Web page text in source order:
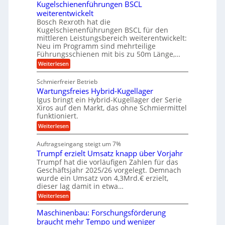
U
m
g
e
b
u
n
g
e
n
g
e
n
ä
i
s
e
H
u
b
b
e
w
e
g
u
n
g
e
n
A
u
t
o
m
o
t
i
v
e
n
d
M
a
s
c
h
i
e
n
b
a
u
i
t
a
l
e
r
W
e
r
k
z
e
u
g
k
r
e
i
s
a
u
f
Kugelschienenführungen BSCL
weiterentwickelt
Bosch Rexroth hat die
Kugelschienenführungen BSCL für den
mittleren Leistungsbereich weiterentwickelt:
Neu im Programm sind mehrteilige
Führungsschienen mit bis zu 50m Länge,…
Weiterlesen:
K
g
e
l
s
c
h
i
e
e
n
f
ü
h
r
u
n
g
e
n
Schmierfreier Betrieb
Wartungsfreies Hybrid-Kugellager
Igus bringt ein Hybrid-Kugellager der Serie
Xiros auf den Markt, das ohne Schmiermittel
funktioniert.
Weiterlesen:
W
r
t
u
n
g
s
f
r
e
e
Auftragseingang steigt um 7%
Trumpf erzielt Umsatz knapp über Vorjahr
Trumpf hat die vorläufigen Zahlen für das
Geschäftsjahr 2025/26 vorgelegt. Demnach
wurde ein Umsatz von 4,3Mrd.€ erzielt,
dieser lag damit in etwa…
Weiterlesen:
T
u
m
Maschinenbau: Forschungsförderung
braucht mehr Tempo und weniger